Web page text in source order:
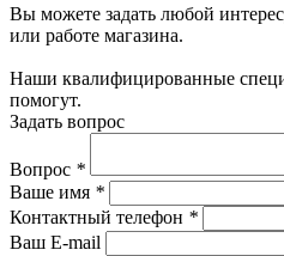
Вы можете задать любой
или работе магазина.
Наши квалифицированные
помогут.
Задать вопрос
Вопрос *
Ваше имя *
Контактный телефон *
Ваш E-mail